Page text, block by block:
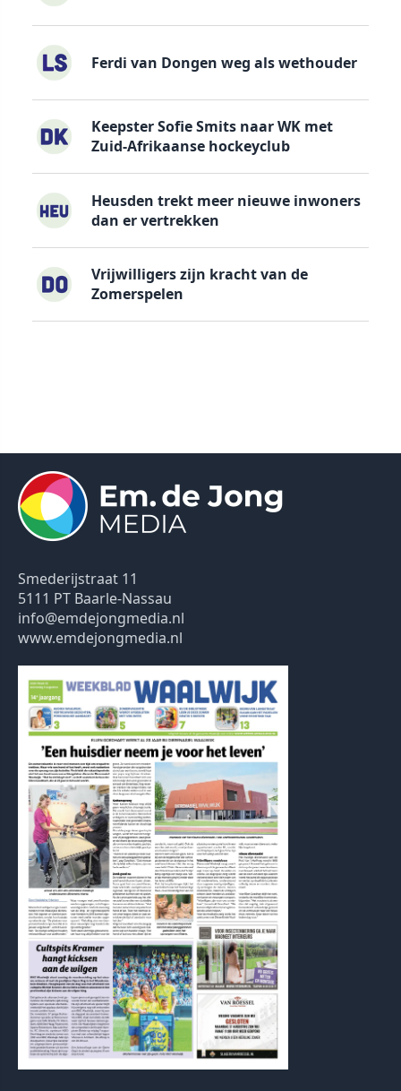
Ferdi van Dongen weg als wethouder
Keepster Sofie Smits naar WK met
Zuid-Afrikaanse hockeyclub
Heusden trekt meer nieuwe inwoners
dan er vertrekken
Vrijwilligers zijn kracht van de
Zomerspelen
Smederijstraat 11
5111 PT Baarle-Nassau
info@emdejongmedia.nl
www.emdejongmedia.nl